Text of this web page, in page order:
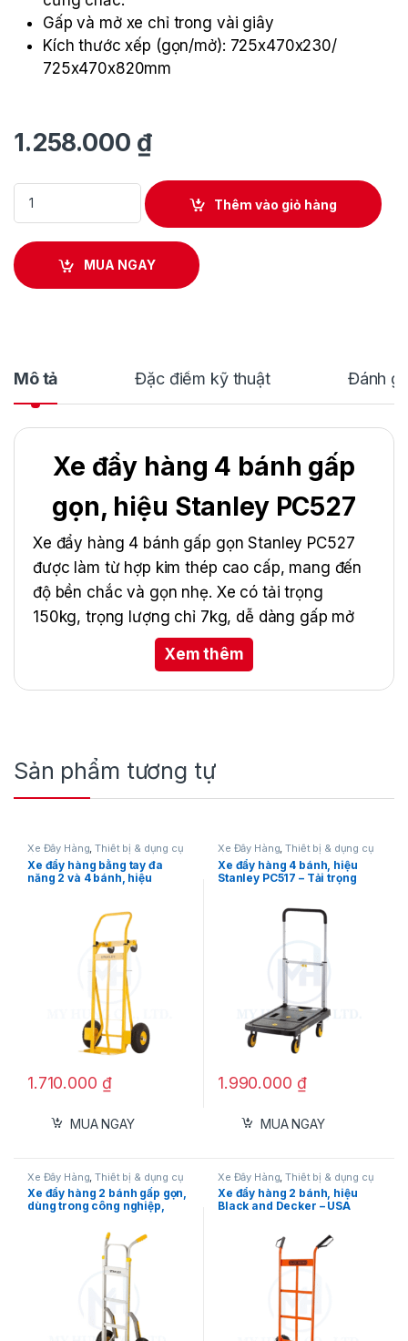
Gấp và mở xe chỉ trong vài giây
Kích thước xếp (gọn/mở): 725x470x230/
725x470x820mm
1.258.000 ₫
Xe đẩy hàng 4 bánh gấp gọn, hiệu Stanley PC527 quantity
Thêm vào giỏ hàng
MUA NGAY
Mô tả Đặc điểm kỹ thuật Đánh
Xe đẩy hàng 4 bánh gấp
gọn, hiệu Stanley PC527
Xe đẩy hàng 4 bánh gấp gọn Stanley PC527
được làm từ hợp kim thép cao cấp, mang đến
độ bền chắc và gọn nhẹ. Xe có tải trọng
150kg, trọng lượng chỉ 7kg, dễ dàng gấp mở
trong vài giây, tiện lợi khi sử dụng và bảo quản.
Trang bị bánh xe cao su mềm giúp di chuyển
êm ái, không gây trầy xước sàn. Với thiết kế
cho kho, xưởng hay gia đình.
Mục lục
Chất liệu khung sườn
Kích thước đế chở hàng
Bánh xe di chuyển
Thiết kế gấp gọn
Xem thêm
Sản phẩm tương tự
Xe Đẩy Hàng ,Thiết bị & dụng cụ
Xe đẩy hàng bằng tay đa
năng 2 và 4 bánh, hiệu
1.710.000 ₫
MUA NGAY
Xe Đẩy Hàng ,Thiết bị & dụng cụ
Xe đẩy hàng 4 bánh, hiệu
Stanley PC517 – Tải trọng
1.990.000 ₫
MUA NGAY
Xe Đẩy Hàng ,Thiết bị & dụng cụ
đo
Xe đẩy hàng 2 bánh gấp gọn,
dùng trong công nghiệp,
Xe Đẩy Hàng ,Thiết bị & dụng cụ
đo
Xe đẩy hàng 2 bánh, hiệu
Black and Decker – USA